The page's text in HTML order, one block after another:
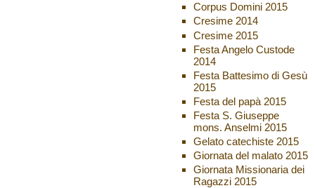
Corpus Domini 2015
Cresime 2014
Cresime 2015
Festa Angelo Custode
2014
Festa Battesimo di Gesù
2015
Festa del papà 2015
Festa S. Giuseppe
mons. Anselmi 2015
Gelato catechiste 2015
Giornata del malato 2015
Giornata Missionaria dei
Ragazzi 2015